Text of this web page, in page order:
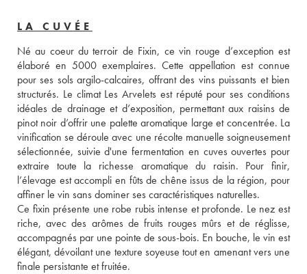
LA CUVÉE
Né au coeur du terroir de Fixin, ce vin rouge d’exception est
élaboré en 5000 exemplaires. Cette appellation est connue
pour ses sols argilo-calcaires, offrant des vins puissants et bien
structurés. Le climat Les Arvelets est réputé pour ses conditions
idéales de drainage et d’exposition, permettant aux raisins de
pinot noir d’offrir une palette aromatique large et concentrée. La
vinification se déroule avec une récolte manuelle soigneusement
sélectionnée, suivie d'une fermentation en cuves ouvertes pour
extraire toute la richesse aromatique du raisin. Pour finir,
l’élevage est accompli en fûts de chêne issus de la région, pour
affiner le vin sans dominer ses caractéristiques naturelles.
Ce fixin présente une robe rubis intense et profonde. Le nez est
riche, avec des arômes de fruits rouges mûrs et de réglisse,
accompagnés par une pointe de sous-bois. En bouche, le vin est
élégant, dévoilant une texture soyeuse tout en amenant vers une
finale persistante et fruitée.